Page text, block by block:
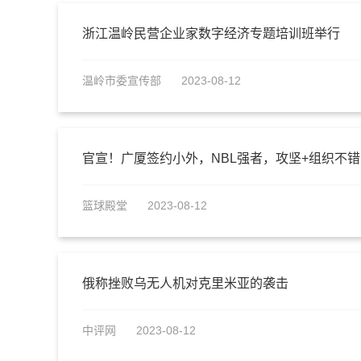
浙江温岭民营企业家数字经济专题培训班举行
温岭市委宣传部 2023-08-12
官宣！广厦签约小外，NBL强者，攻坚+组织不
篮球殿堂 2023-08-12
俄称挫败乌无人机对克里米亚的袭击
中评网 2023-08-12